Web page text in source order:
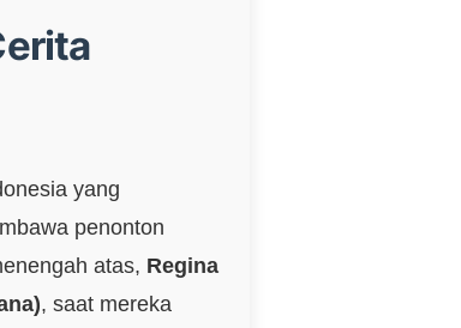
yang
penonton
atas, Regina
, saat mereka